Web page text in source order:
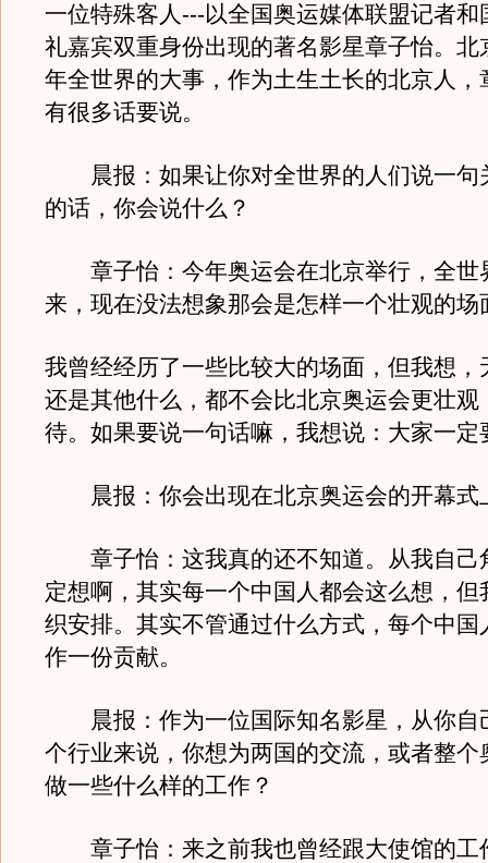
一位特殊客人---以全国奥运媒体联盟记者和
礼嘉宾双重身份出现的著名影星章子怡。北
年全世界的大事，作为土生土长的北京人，
有很多话要说。
晨报：如果让你对全世界的人们说一句
的话，你会说什么？
章子怡：今年奥运会在北京举行，全世
来，现在没法想象那会是怎样一个壮观的场
我曾经经历了一些比较大的场面，但我想，
还是其他什么，都不会比北京奥运会更壮观
待。如果要说一句话嘛，我想说：大家一定
晨报：你会出现在北京奥运会的开幕式
章子怡：这我真的还不知道。从我自己
定想啊，其实每一个中国人都会这么想，但
织安排。其实不管通过什么方式，每个中国
作一份贡献。
晨报：作为一位国际知名影星，从你自
个行业来说，你想为两国的交流，或者整个
做一些什么样的工作？
章子怡：来之前我也曾经跟大使馆的工